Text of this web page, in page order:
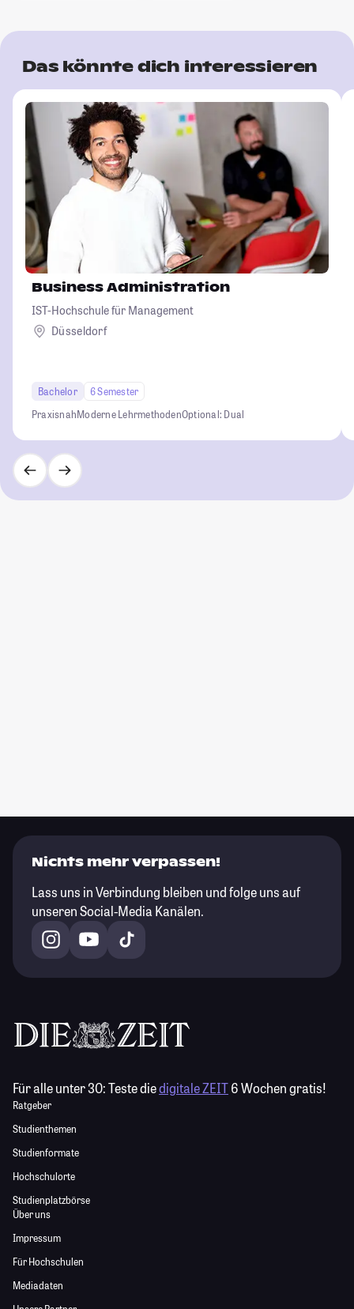
Das könnte dich interessieren
Business Administration
IST-Hochschule für Management
Düsseldorf
Bachelor
6 Semester
PraxisnahModerne LehrmethodenOptional: Dual
Nichts mehr verpassen!
Lass uns in Verbindung bleiben und folge uns auf
unseren Social-Media Kanälen.
Für alle unter 30:Teste diedigitale ZEIT6 Wochen gratis!
Ratgeber
Studienthemen
Studienformate
Hochschulorte
Studienplatzbörse
Über uns
Impressum
Für Hochschulen
Mediadaten